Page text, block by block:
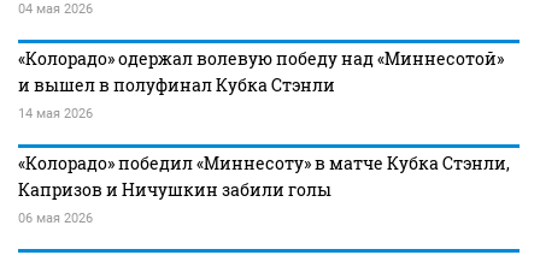
04 мая 2026
«Колорадо» одержал волевую победу над «Миннесотой»
и вышел в полуфинал Кубка Стэнли
14 мая 2026
«Колорадо» победил «Миннесоту» в матче Кубка Стэнли,
Капризов и Ничушкин забили голы
06 мая 2026